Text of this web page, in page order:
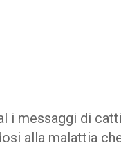
i messaggi di
alla malattia